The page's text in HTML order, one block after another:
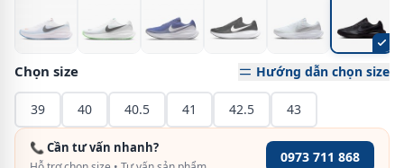
Chọn size Hướng dẫn chọn size
39 40 40.5 41 42.5 43
📞 Cần tư vấn nhanh?
0973 711 868